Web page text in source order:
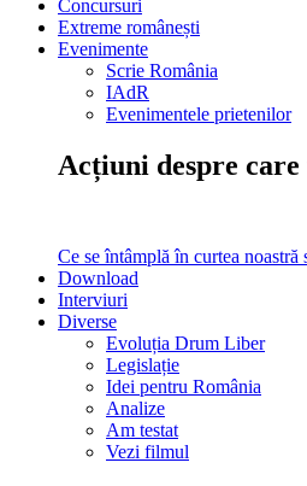
Concursuri
Extreme românești
Evenimente
Scrie România
IAdR
Evenimentele prietenilor
Acțiuni despre
Ce se întâmplă în curtea
Download
Interviuri
Diverse
Evoluția Drum Liber
Legislație
Idei pentru România
Analize
Am testat
Vezi filmul